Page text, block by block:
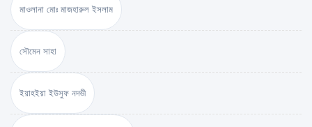
মাওলানা মোঃ মাজহারুল ইসলাম
সৌমেন সাহা
ইয়াহইয়া ইউসুফ নদভী